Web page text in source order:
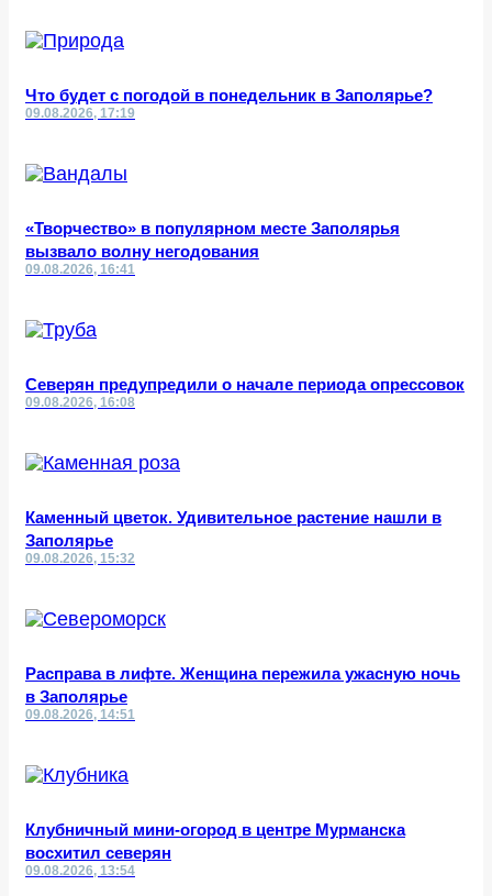
Что будет с погодой в понедельник в Заполярье?
09.08.2026, 17:19
«Творчество» в популярном месте Заполярья
вызвало волну негодования
09.08.2026, 16:41
Северян предупредили о начале периода опрессовок
09.08.2026, 16:08
Каменный цветок. Удивительное растение нашли в
Заполярье
09.08.2026, 15:32
Расправа в лифте. Женщина пережила ужасную ночь
в Заполярье
09.08.2026, 14:51
Клубничный мини-огород в центре Мурманска
восхитил северян
09.08.2026, 13:54